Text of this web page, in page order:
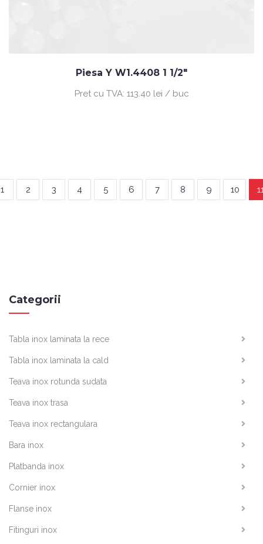
Piesa Y W1.4408 1 1/2"
Pret cu TVA: 113.40 lei / buc
1 2 3 4 5 6 7 8 9 10
Categorii
Tabla inox laminata la rece
Tabla inox laminata la cald
Teava inox rotunda sudata
Teava inox trasa
Teava inox rectangulara
Bara inox
Platbanda inox
Cornier inox
Flanse inox
Fitinguri inox